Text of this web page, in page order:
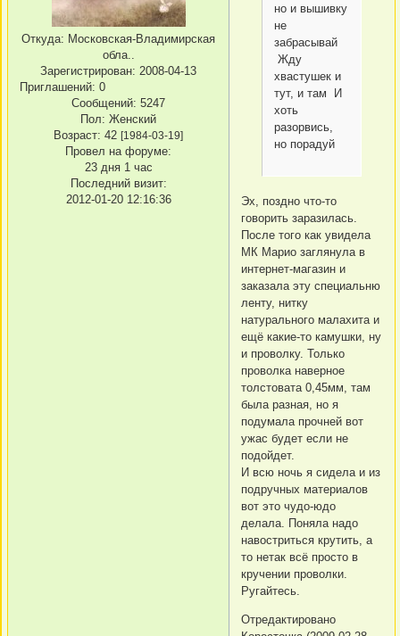
Откуда: Московская-Владимирская
обла..
Зарегистрирован: 2008-04-13
Приглашений: 0
Сообщений: 5247
Пол: Женский
Возраст: 42 [1984-03-19]
Провел на форуме:
23 дня 1 час
Последний визит:
2012-01-20 12:16:36
но и вышивку
не
забрасывай
Жду
хвастушек и
тут, и там И
хоть
разорвись,
но порадуй
Эх, поздно что-то
говорить заразилась.
После того как увидела
МК Марио заглянула в
интернет-магазин и
заказала эту специальню
ленту, нитку
натурального малахита и
ещё какие-то камушки, ну
и проволку. Только
проволка наверное
толстовата 0,45мм, там
была разная, но я
подумала прочней вот
ужас будет если не
подойдет.
И всю ночь я сидела и из
подручных материалов
вот это чудо-юдо
делала. Поняла надо
навостриться крутить, а
то нетак всё просто в
кручении проволки.
Ругайтесь.
Отредактировано